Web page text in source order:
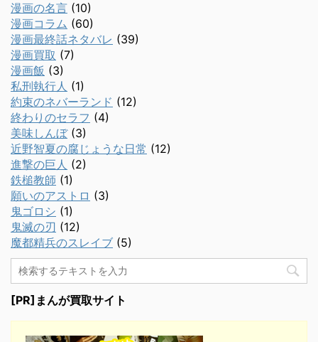
漫画の名言 (10)
漫画コラム (60)
漫画最終話ネタバレ (39)
漫画買取 (7)
漫画飯 (3)
私刑執行人 (1)
約束のネバーランド (12)
終わりのセラフ (4)
美味しんぼ(3)
近野智夏の腐じょうな日常 (12)
進撃の巨人 (2)
鉄槌教師 (1)
願いのアストロ (3)
鬼ゴロシ (1)
鬼滅の刃 (12)
魔都精兵のスレイブ (5)
[PR]まんが買取サイト